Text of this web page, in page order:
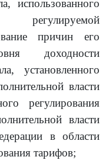
использованного
регулируемой
причин его
доходности
установленного
власти
регулирования
власти
в области
тарифов;